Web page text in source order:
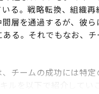
る。戦略転換、組織
層を通過するが、彼
る。それでもなお、
チームの成功には特